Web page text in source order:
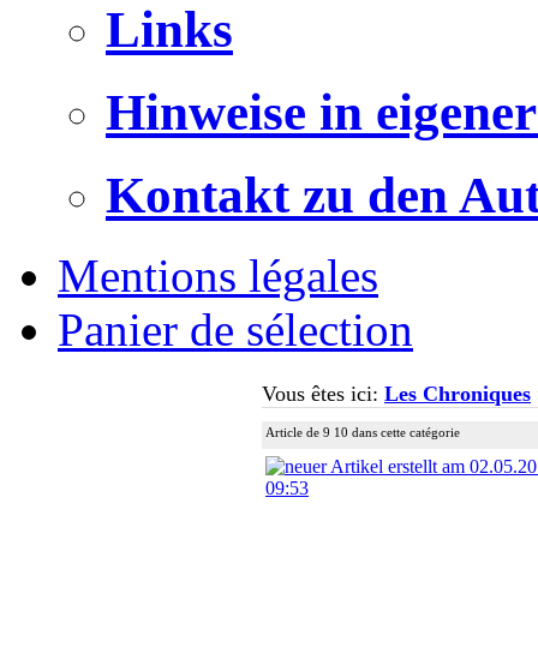
Links
Hinweise in
Kontakt zu den
Mentions légales
Panier de sélection
Vous êtes ici: Les Chroniques
Article de 9 10 dans cette catégorie